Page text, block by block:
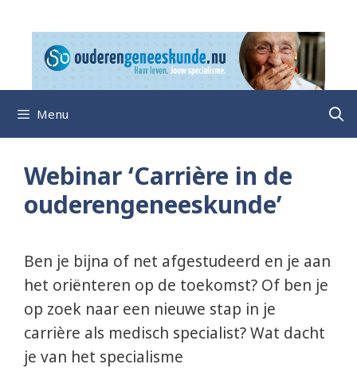
naar
Menu
Webinar ‘Carrière in de
ouderengeneeskunde’
Ben je bijna of net afgestudeerd en je aan
het oriënteren op de toekomst? Of ben je
op zoek naar een nieuwe stap in je
carrière als medisch specialist? Wat dacht
je van het specialisme